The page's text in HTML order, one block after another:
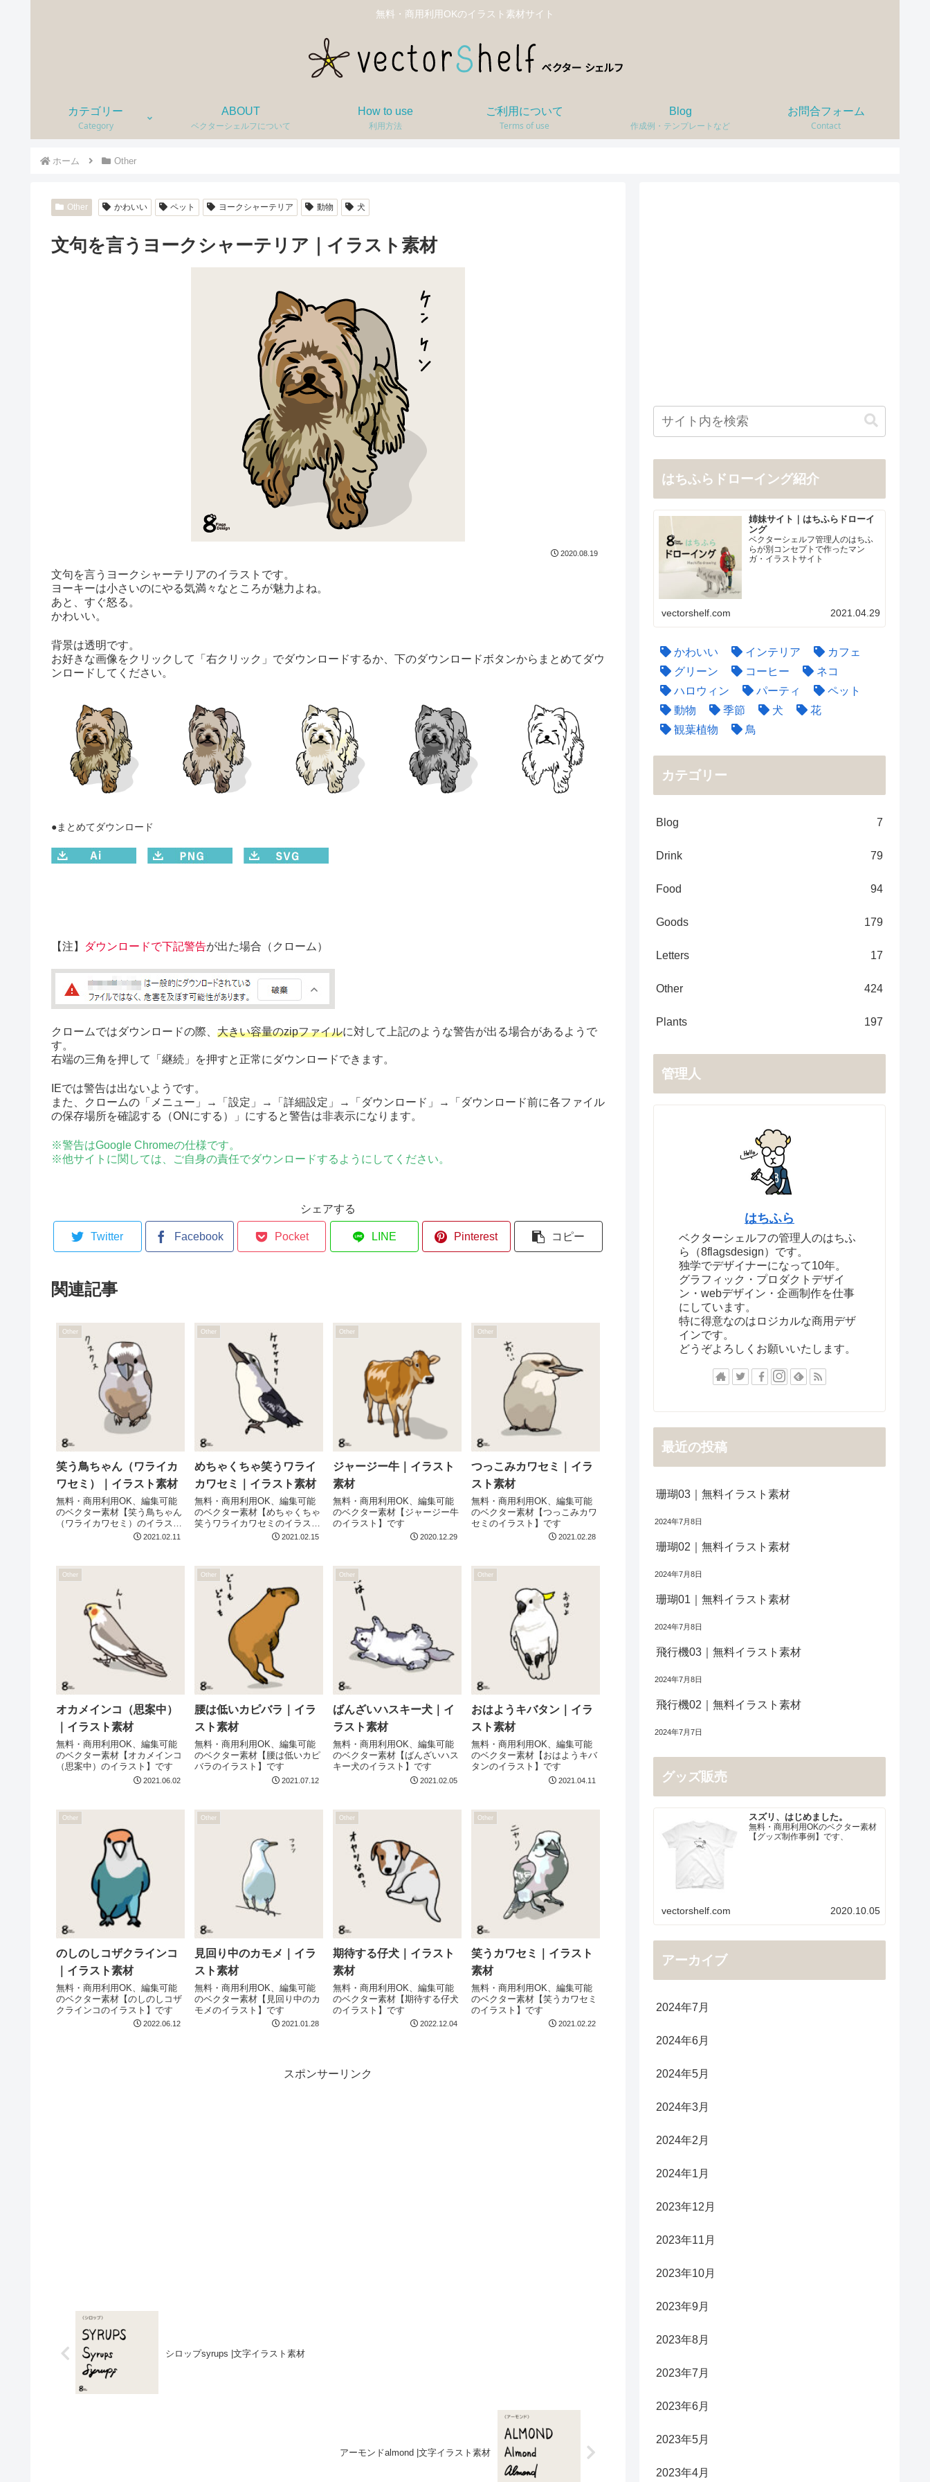
無料・商用利用OKのイラスト素材サイト
カテゴリー
Category
ABOUT
ベクターシェルフについて
How to use
利用方法
ご利用について
Terms of use
Blog
作成例・テンプレートなど
お問合フォーム
Contact
ホーム Other
Other かわいい ペット ヨークシャーテリア 動物 犬
文句を言うヨークシャーテリア｜イラスト素材
2020.08.19
文句を言うヨークシャーテリアのイラストです。
ヨーキーは小さいのにやる気満々なところが魅力よね。
あと、すぐ怒る。
かわいい。
背景は透明です。
お好きな画像をクリックして「右クリック」でダウンロードするか、下のダウンロードボタンからまとめてダウ
ンロードしてください。
●まとめてダウンロード
【注】 ダウンロードで下記警告が出た場合（クローム）
クロームではダウンロードの際、 大きい容量のzipファイルに対して上記のような警告が出る場合があるようで
す。
右端の三角を押して「継続」を押すと正常にダウンロードできます。
IEでは警告は出ないようです。
また、クロームの「メニュー」→「設定」→「詳細設定」→「ダウンロード」→「ダウンロード前に各ファイル
の保存場所を確認する（ONにする）」にすると警告は非表示になります。
※警告はGoogle Chromeの仕様です。
※他サイトに関しては、ご自身の責任でダウンロードするようにしてください。
シェアする
Twitter Facebook Pocket LINE Pinterest コピー
関連記事
Other
笑う鳥ちゃん（ワライカ
ワセミ）｜イラスト素材
無料・商用利用OK、編集可能
のベクター素材【笑う鳥ちゃん
（ワライカワセミ）のイラス
2021.02.11
Other
めちゃくちゃ笑うワライ
カワセミ｜イラスト素材
無料・商用利用OK、編集可能
のベクター素材【めちゃくちゃ
笑うワライカワセミのイラス
2021.02.15
Other
ジャージー牛｜イラスト
素材
無料・商用利用OK、編集可能
のベクター素材【ジャージー牛
のイラスト】です
2020.12.29
Other
つっこみカワセミ｜イラ
スト素材
無料・商用利用OK、編集可能
のベクター素材【つっこみカワ
セミのイラスト】です
2021.02.28
Other
オカメインコ（思案中）
｜イラスト素材
無料・商用利用OK、編集可能
のベクター素材【オカメインコ
（思案中）のイラスト】です
2021.06.02
Other
腰は低いカピバラ｜イラ
スト素材
無料・商用利用OK、編集可能
のベクター素材【腰は低いカピ
バラのイラスト】です
2021.07.12
Other
ばんざいハスキー犬｜イ
ラスト素材
無料・商用利用OK、編集可能
のベクター素材【ばんざいハス
キー犬のイラスト】です
2021.02.05
Other
おはようキバタン｜イラ
スト素材
無料・商用利用OK、編集可能
のベクター素材【おはようキバ
タンのイラスト】です
2021.04.11
Other
のしのしコザクラインコ
｜イラスト素材
無料・商用利用OK、編集可能
のベクター素材【のしのしコザ
クラインコのイラスト】です
2022.06.12
Other
見回り中のカモメ｜イラ
スト素材
無料・商用利用OK、編集可能
のベクター素材【見回り中のカ
モメのイラスト】です
2021.01.28
Other
期待する仔犬｜イラスト
素材
無料・商用利用OK、編集可能
のベクター素材【期待する仔犬
のイラスト】です
2022.12.04
Other
笑うカワセミ｜イラスト
素材
無料・商用利用OK、編集可能
のベクター素材【笑うカワセミ
のイラスト】です
2021.02.22
スポンサーリンク
シロップsyrups |文字イラスト素材
アーモンドalmond |文字イラスト素材
はちふらドローイング紹介
姉妹サイト｜はちふらドローイ
ング
ベクターシェルフ管理人のはちふ
らが別コンセプトで作ったマン
ガ・イラストサイト
vectorshelf.com 2021.04.29
かわいい インテリア
カフェ
グリーン
コーヒー
ネコ
ハロウィン
パーティ
ペット
動物
季節 犬
花
観葉植物
鳥
カテゴリー
Blog 7
Drink 79
Food 94
Goods 179
Letters 17
Other 424
Plants 197
管理人
はちふら
ベクターシェルフの管理人のはちふ
ら（8flagsdesign）です。
独学でデザイナーになって10年。
グラフィック・プロダクトデザイ
ン・webデザイン・企画制作を仕事
にしています。
特に得意なのはロジカルな商用デザ
インです。
どうぞよろしくお願いいたします。
最近の投稿
珊瑚03｜無料イラスト素材
2024年7月8日
珊瑚02｜無料イラスト素材
2024年7月8日
珊瑚01｜無料イラスト素材
2024年7月8日
飛行機03｜無料イラスト素材
2024年7月8日
飛行機02｜無料イラスト素材
2024年7月7日
グッズ販売
スズリ、はじめました。
無料・商用利用OKのベクター素材
【グッズ制作事例】です、
vectorshelf.com 2020.10.05
アーカイブ
2024年7月
2024年6月
2024年5月
2024年3月
2024年2月
2024年1月
2023年12月
2023年11月
2023年10月
2023年9月
2023年8月
2023年7月
2023年6月
2023年5月
2023年4月